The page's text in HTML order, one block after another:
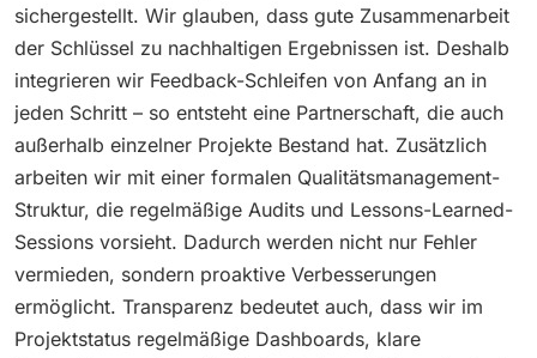
sichergestellt. Wir glauben, dass gute Zusammenarbeit
der Schlüssel zu nachhaltigen Ergebnissen ist. Deshalb
integrieren wir Feedback-Schleifen von Anfang an in
jeden Schritt – so entsteht eine Partnerschaft, die auch
außerhalb einzelner Projekte Bestand hat. Zusätzlich
arbeiten wir mit einer formalen Qualitätsmanagement-
Struktur, die regelmäßige Audits und Lessons-Learned-
Sessions vorsieht. Dadurch werden nicht nur Fehler
vermieden, sondern proaktive Verbesserungen
ermöglicht. Transparenz bedeutet auch, dass wir im
Projektstatus regelmäßige Dashboards, klare